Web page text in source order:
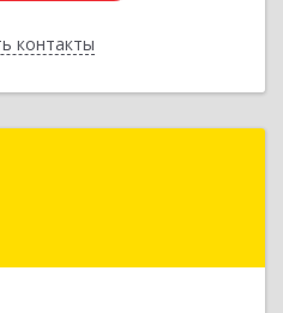
контакты
обл, Сосновый Бор г, 50